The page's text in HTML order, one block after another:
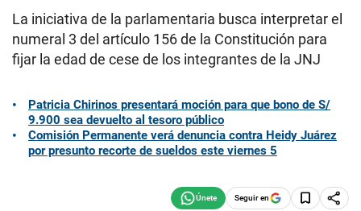
La iniciativa de la parlamentaria busca interpretar el
numeral 3 del artículo 156 de la Constitución para
fijar la edad de cese de los integrantes de la JNJ
Patricia Chirinos presentará moción para que bono de S/
9.900 sea devuelto al tesoro público
Comisión Permanente verá denuncia contra Heidy Juárez
por presunto recorte de sueldos este viernes 5
Seguir en